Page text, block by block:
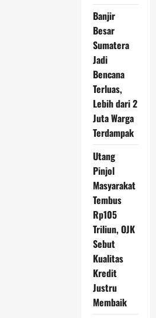
Banjir
Besar
Sumatera
Jadi
Bencana
Terluas,
Lebih dari 2
Juta Warga
Terdampak
Utang
Pinjol
Masyarakat
Tembus
Rp105
Triliun, OJK
Sebut
Kualitas
Kredit
Justru
Membaik